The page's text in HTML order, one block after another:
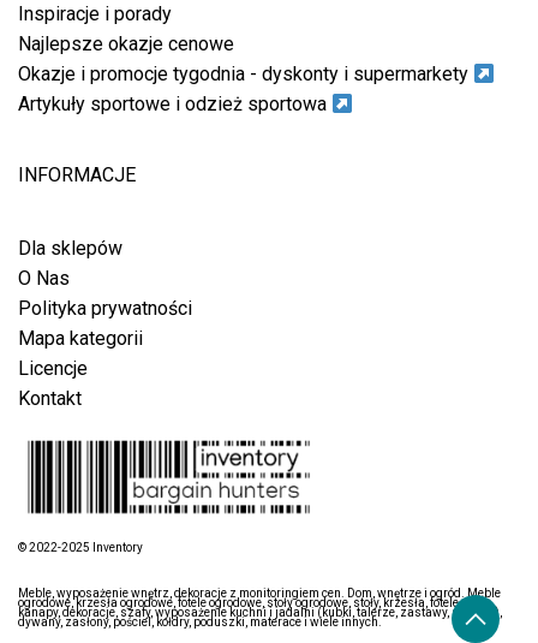
Inspiracje i porady
Najlepsze okazje cenowe
Okazje i promocje tygodnia - dyskonty i supermarkety
Artykuły sportowe i odzież sportowa
INFORMACJE
Dla sklepów
O Nas
Polityka prywatności
Mapa kategorii
Licencje
Kontakt
© 2022-2025 Inventory
Meble, wyposażenie wnętrz, dekoracje z monitoringiem cen. Dom, wnętrze i ogród. Meble
ogrodowe, krzesła ogrodowe, fotele ogrodowe, stoły ogrodowe, stoły, krzesła, fotele, łóżka,
kanapy, dekoracje, szafy, wyposażenie kuchni i jadalni (kubki, talerze, zastawy, sztućce),
dywany, zasłony, pościel, kołdry, poduszki, materace i wiele innych.